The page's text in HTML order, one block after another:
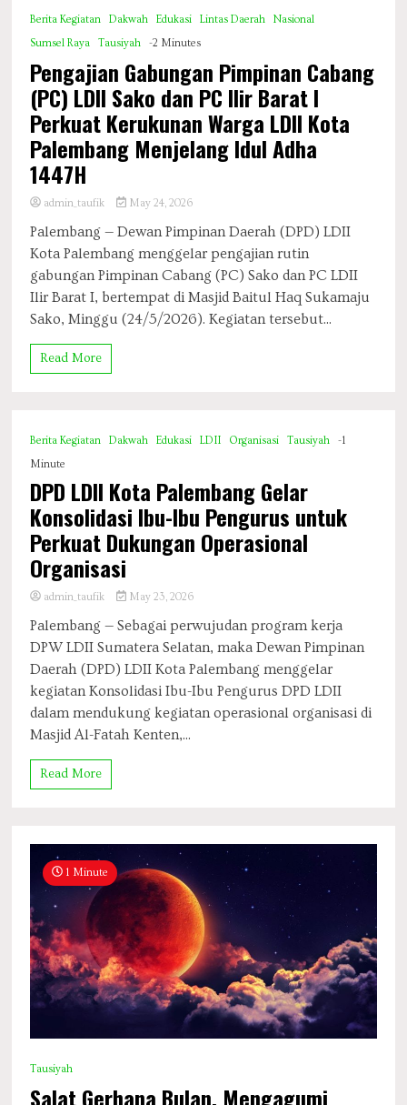
Berita Kegiatan Dakwah Edukasi Lintas Daerah
Nasional
Sumsel Raya
Tausiyah -2 Minutes
Pengajian Gabungan Pimpinan Cabang
(PC) LDII Sako dan PC Ilir Barat I
Perkuat Kerukunan Warga LDII Kota
Palembang Menjelang Idul Adha
1447H
admin_taufik May 24, 2026
Palembang — Dewan Pimpinan Daerah (DPD) LDII
Kota Palembang menggelar pengajian rutin
gabungan Pimpinan Cabang (PC) Sako dan PC LDII
Ilir Barat I, bertempat di Masjid Baitul Haq Sukamaju
Sako, Minggu (24/5/2026). Kegiatan tersebut...
Read More
Berita Kegiatan Dakwah Edukasi LDII Organisasi Tausiyah
-1
Minute
DPD LDII Kota Palembang Gelar
Konsolidasi Ibu-Ibu Pengurus untuk
Perkuat Dukungan Operasional
Organisasi
admin_taufik May 23, 2026
Palembang — Sebagai perwujudan program kerja
DPW LDII Sumatera Selatan, maka Dewan Pimpinan
Daerah (DPD) LDII Kota Palembang menggelar
kegiatan Konsolidasi Ibu-Ibu Pengurus DPD LDII
dalam mendukung kegiatan operasional organisasi di
Masjid Al-Fatah Kenten,...
Read More
1 Minute
Tausiyah
Salat Gerhana Bulan, Mengagumi